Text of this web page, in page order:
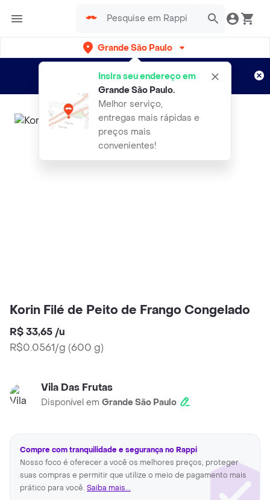
Grande São Paulo
Insira seu endereço em
Grande São Paulo.
Melhor serviço,
entregas mais rápidas e
preços mais
convenientes!
Entregas grátis por 15 dias!
Aplicam T&C
Korin Filé de Peito de Frango Congelado
R$ 33,65 /u
R$0.0561/g (600 g)
Vila Das Frutas
Disponível em Grande São Paulo
Compre com tranquilidade e segurança no Rappi
Nosso foco é oferecer a você os melhores preços, proteger
suas compras e permitir que utilize o meio de pagamento mais
prático para você. Saiba mais...